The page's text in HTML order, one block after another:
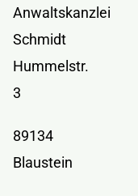
Anwaltskanzlei
Schmidt
Hummelstr.
3
89134
Blaustein